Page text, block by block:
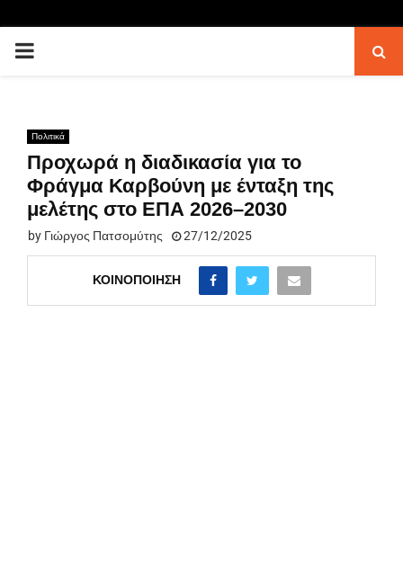
PRIMARY
Πολιτικά
Προχωρά η διαδικασία για το
Φράγμα Καρβούνη με ένταξη της
μελέτης στο ΕΠΑ 2026–2030
by Γιώργος Πατσομύτης 27/12/2025
ΚΟΙΝΟΠΟΊΗΣΗ